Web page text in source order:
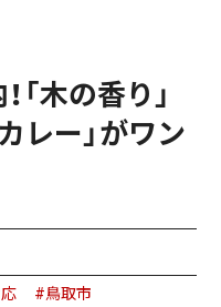
「木の香り」
レー」がワン
#鳥取市